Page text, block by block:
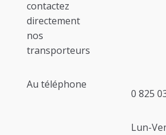
contactez
directement
nos
transporteurs
Au téléphone
0 825
Lun-